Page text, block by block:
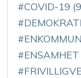
COVID-19
DEMOKRATI
ENSAMHET